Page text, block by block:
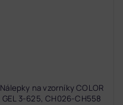
Nálepky na vzorníky COLOR
GEL 3-625, CH026-CH558